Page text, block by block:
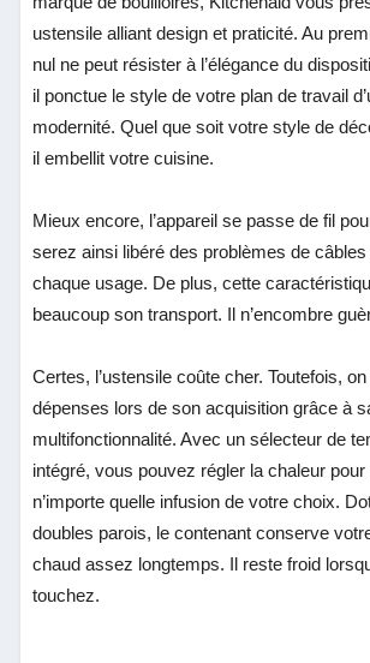
ustensile alliant design et praticité. Au
nul ne peut résister à l’élégance du
il ponctue le style de votre plan de travail
modernité. Quel que soit votre style de
il embellit votre cuisine.
Mieux encore, l’appareil se passe de fil
serez ainsi libéré des problèmes de
chaque usage. De plus, cette
beaucoup son transport. Il n’encombre
Certes, l’ustensile coûte cher. Toutefois,
dépenses lors de son acquisition grâce à
multifonctionnalité. Avec un sélecteur de
intégré, vous pouvez régler la chaleur pour
n’importe quelle infusion de votre choix.
doubles parois, le contenant conserve
chaud assez longtemps. Il reste froid
touchez.